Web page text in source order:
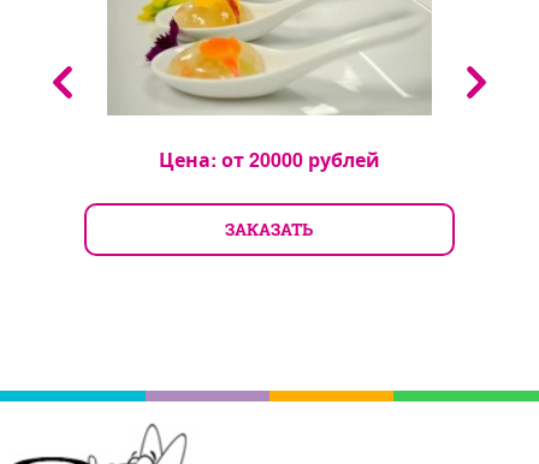
Цена: от20000рублей
ЗАКАЗАТЬ